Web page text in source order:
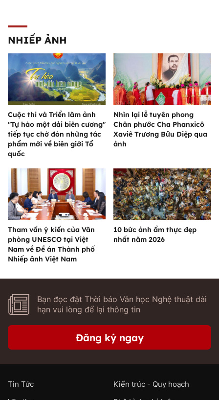
NHIẾP ẢNH
Cuộc thi và Triển lãm ảnh
"Tự hào một dải biên cương"
tiếp tục chờ đón những tác
phẩm mới về biên giới Tổ
quốc
Nhìn lại lễ tuyên phong
Chân phước Cha Phanxicô
Xaviê Trương Bửu Diệp qua
ảnh
Tham vấn ý kiến của Văn
phòng UNESCO tại Việt
Nam về Đề án Thành phố
Nhiếp ảnh Việt Nam
10 bức ảnh ẩm thực đẹp
nhất năm 2026
Bạn đọc đặt Thời báo Văn học Nghệ thuật dài
hạn vui lòng để lại thông tin
Đăng ký ngay
Tin Tức
Kiến trúc - Quy hoạch